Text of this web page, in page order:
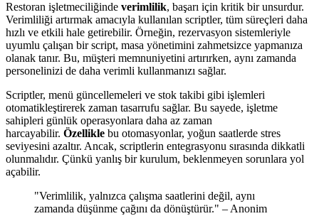
Restoran işletmeciliğinde verimlilik, başarı için kritik bir unsurdur.
Verimliliği artırmak amacıyla kullanılan scriptler, tüm süreçleri daha
hızlı ve etkili hale getirebilir. Örneğin, rezervasyon sistemleriyle
uyumlu çalışan bir script, masa yönetimini zahmetsizce yapmanıza
olanak tanır. Bu, müşteri memnuniyetini artırırken, aynı zamanda
personelinizi de daha verimli kullanmanızı sağlar.
Scriptler, menü güncellemeleri ve stok takibi gibi işlemleri
otomatikleştirerek zaman tasarrufu sağlar. Bu sayede, işletme
sahipleri günlük operasyonlara daha az zaman
harcayabilir. Özellikle bu otomasyonlar, yoğun saatlerde stres
seviyesini azaltır. Ancak, scriptlerin entegrasyonu sırasında dikkatli
olunmalıdır. Çünkü yanlış bir kurulum, beklenmeyen sorunlara yol
açabilir.
"Verimlilik, yalnızca çalışma saatlerini değil, aynı
zamanda düşünme çağını da dönüştürür." – Anonim